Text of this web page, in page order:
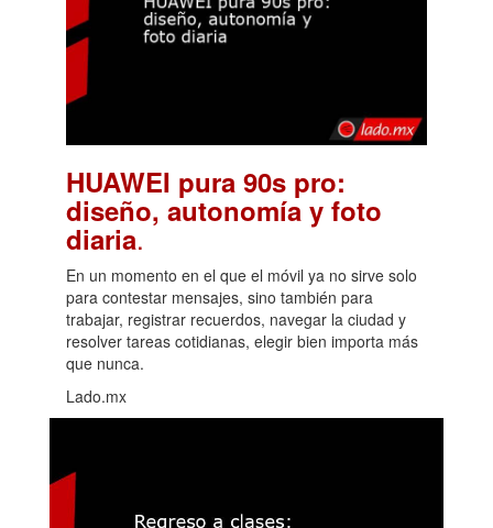
HUAWEI pura 90s pro:
diseño, autonomía y foto
diaria.
En un momento en el que el móvil ya no sirve solo
para contestar mensajes, sino también para
trabajar, registrar recuerdos, navegar la ciudad y
resolver tareas cotidianas, elegir bien importa más
que nunca.
Lado.mx